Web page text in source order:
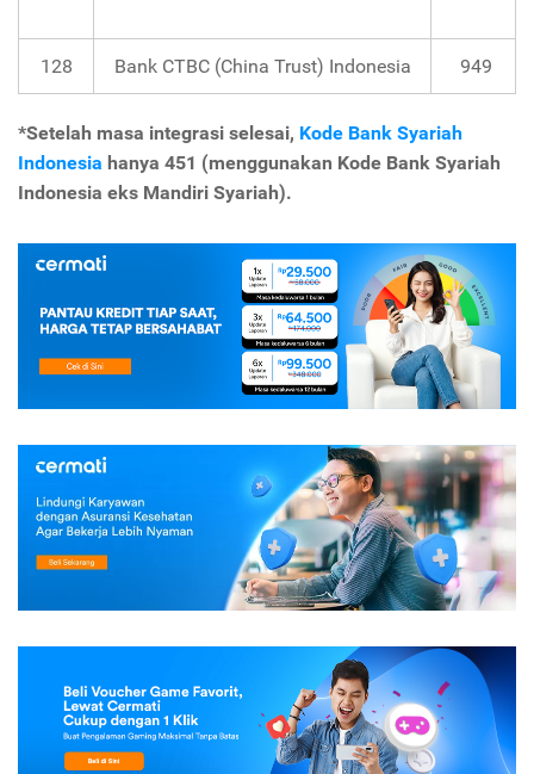
128 Bank CTBC (China Trust) Indonesia 949
*Setelah masa integrasi selesai, Kode Bank Syariah
Indonesia hanya 451 (menggunakan Kode Bank Syariah
Indonesia eks Mandiri Syariah).